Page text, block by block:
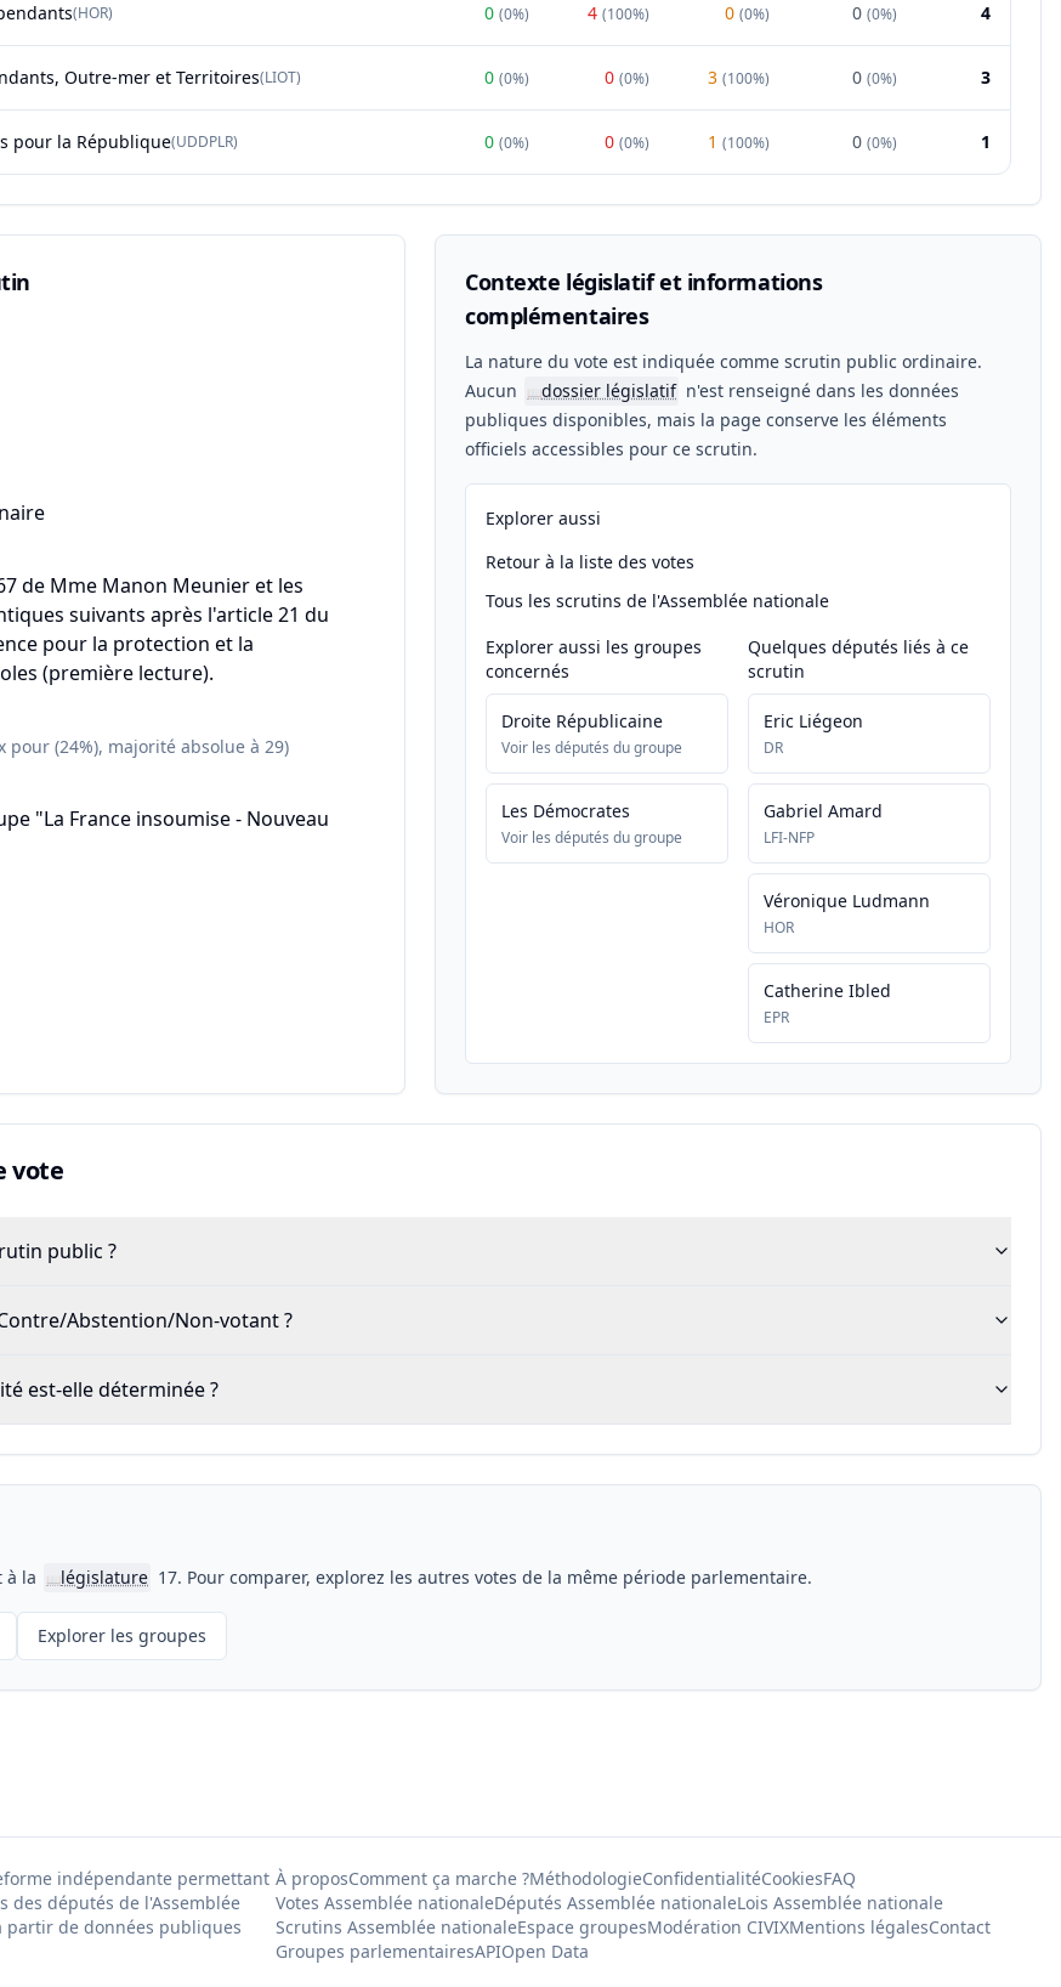
(HOR) 0 (0%) 4 (100%) 0 (0%) 0 (0%) 4
Outre-mer et Territoires(LIOT) 0 (0%) 0 (0%) 3 (100%) 0 (0%) 3
pour la République(UDDPLR) 0 (0%) 0 (0%) 1 (100%) 0 (0%) 1
de Mme Manon Meunier et les
suivants après l'article 21 du
pour la protection et la
(première lecture).
pour (24%), majorité absolue à 29)
"La France insoumise - Nouveau
Contexte législatif et informations
complémentaires
La nature du vote est indiquée comme scrutin public ordinaire.
Aucun
📖dossier législatif n'est renseigné dans les données
publiques disponibles, mais la page conserve les éléments
officiels accessibles pour ce scrutin.
Explorer aussi
Retour à la liste des votes
Tous les scrutins de l'Assemblée nationale
Explorer aussi les groupes
concernés
Droite Républicaine
Voir les députés du groupe
Les Démocrates
Voir les députés du groupe
Quelques députés liés à ce
scrutin
Eric Liégeon
DR
Gabriel Amard
LFI-NFP
Véronique Ludmann
HOR
Catherine Ibled
EPR
vote
public ?
Abstention/Non-votant ?
est-elle déterminée ?
à la 📖législature 17. Pour comparer, explorez les autres votes de la même période parlementaire.
Explorer les groupes
indépendante permettant
des députés de l'Assemblée
partir de données publiques
À proposComment ça marche ?MéthodologieConfidentialitéCookiesFAQ
Votes Assemblée nationaleDéputés Assemblée nationaleLois Assemblée nationale
Scrutins Assemblée nationaleEspace groupesModération CIVIXMentions légalesContact
Groupes parlementairesAPIOpen Data